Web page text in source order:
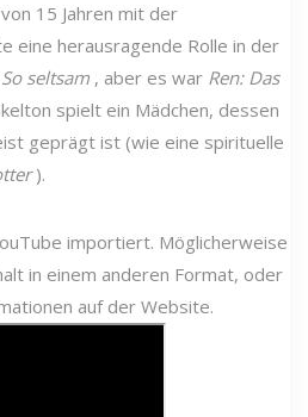
15 Jahren mit der
eine herausragende Rolle in der
So seltsam , aber es war Ren: Das
spielt ein Mädchen, dessen
geprägt ist (wie eine spirituelle
).
importiert. Möglicherweise
in einem anderen Format, oder
auf der Website.